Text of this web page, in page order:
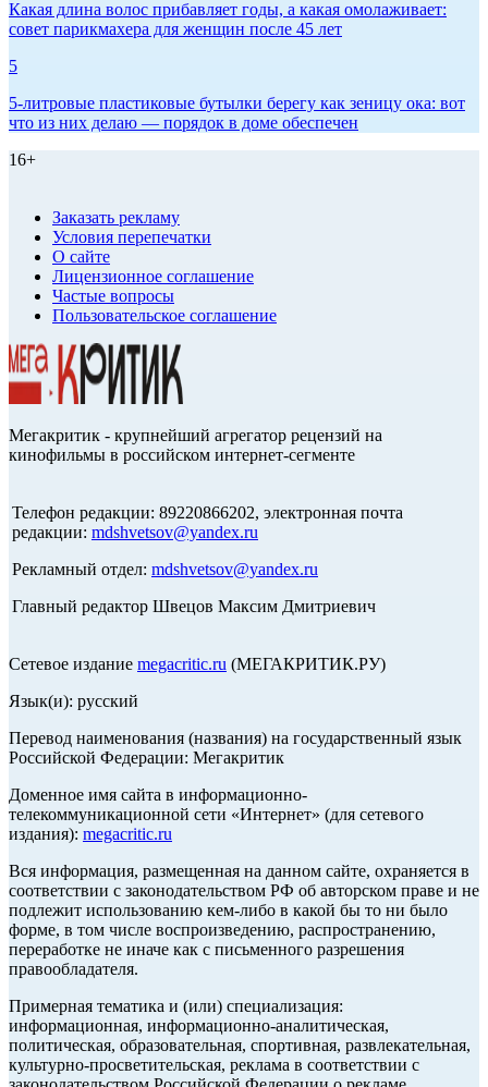
Какая длина волос прибавляет годы, а какая омолаживает:
совет парикмахера для женщин после 45 лет
5
5-литровые пластиковые бутылки берегу как зеницу ока: вот
что из них делаю — порядок в доме обеспечен
16+
Заказать рекламу
Условия перепечатки
О сайте
Лицензионное соглашение
Частые вопросы
Пользовательское соглашение
Мегакритик - крупнейший агрегатор рецензий на
кинофильмы в российском интернет-сегменте
Телефон редакции: 89220866202, электронная почта
редакции: mdshvetsov@yandex.ru
Рекламный отдел: mdshvetsov@yandex.ru
Главный редактор Швецов Максим Дмитриевич
Сетевое издание megacritic.ru (МЕГАКРИТИК.РУ)
Язык(и): русский
Перевод наименования (названия) на государственный язык
Российской Федерации: Мегакритик
Доменное имя сайта в информационно-
телекоммуникационной сети «Интернет» (для сетевого
издания): megacritic.ru
Вся информация, размещенная на данном сайте, охраняется в
соответствии с законодательством РФ об авторском праве и не
подлежит использованию кем-либо в какой бы то ни было
форме, в том числе воспроизведению, распространению,
переработке не иначе как с письменного разрешения
правообладателя.
Примерная тематика и (или) специализация:
информационная, информационно-аналитическая,
политическая, образовательная, спортивная, развлекательная,
культурно-просветительская, реклама в соответствии с